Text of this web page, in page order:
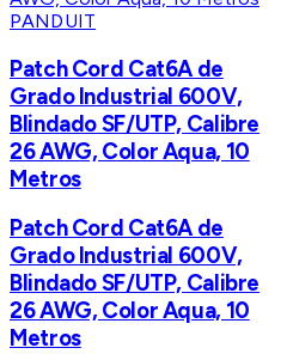
PANDUIT
Patch Cord Cat6A de
Grado Industrial 600V,
Blindado SF/UTP, Calibre
26 AWG, Color Aqua, 10
Metros
Patch Cord Cat6A de
Grado Industrial 600V,
Blindado SF/UTP, Calibre
26 AWG, Color Aqua, 10
Metros